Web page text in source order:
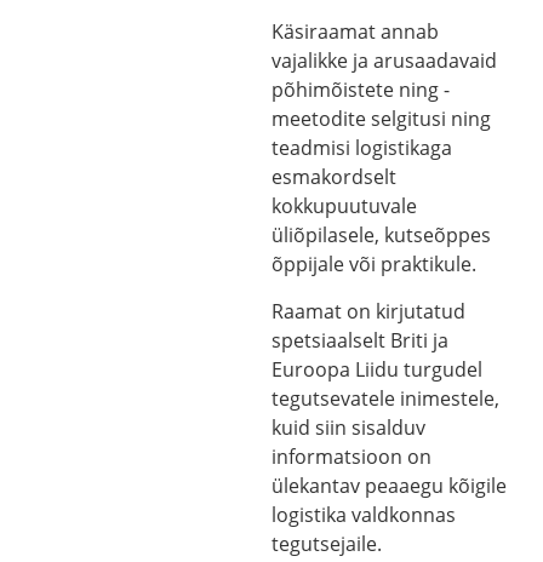
Käsiraamat annab
vajalikke ja arusaadavaid
põhimõistete ning -
meetodite selgitusi ning
teadmisi logistikaga
esmakordselt
kokkupuutuvale
üliõpilasele, kutseõppes
õppijale või praktikule.
Raamat on kirjutatud
spetsiaalselt Briti ja
Euroopa Liidu turgudel
tegutsevatele inimestele,
kuid siin sisalduv
informatsioon on
ülekantav peaaegu kõigile
logistika valdkonnas
tegutsejaile.